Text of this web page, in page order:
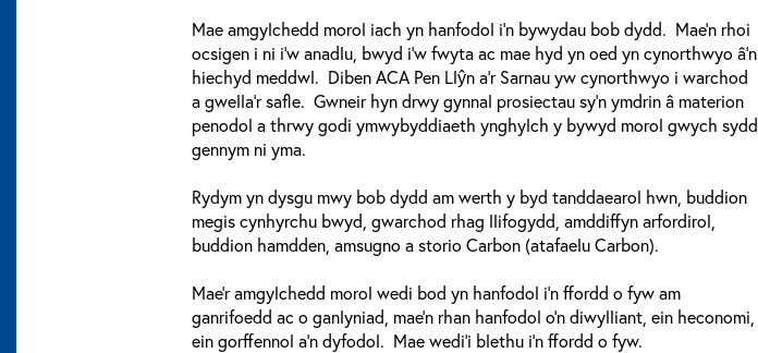
Mae amgylchedd morol iach yn hanfodol i'n bywydau bob dydd. Mae'n rhoi
ocsigen i ni i'w anadlu, bwyd i'w fwyta ac mae hyd yn oed yn cynorthwyo â'n
hiechyd meddwl. Diben ACA Pen Llŷn a'r Sarnau yw cynorthwyo i warchod
a gwella'r safle. Gwneir hyn drwy gynnal prosiectau sy'n ymdrin â materion
penodol a thrwy godi ymwybyddiaeth ynghylch y bywyd morol gwych sydd
gennym ni yma.
Rydym yn dysgu mwy bob dydd am werth y byd tanddaearol hwn, buddion
megis cynhyrchu bwyd, gwarchod rhag llifogydd, amddiffyn arfordirol,
buddion hamdden, amsugno a storio Carbon (atafaelu Carbon).
Mae'r amgylchedd morol wedi bod yn hanfodol i'n ffordd o fyw am
ganrifoedd ac o ganlyniad, mae'n rhan hanfodol o'n diwylliant, ein heconomi,
ein gorffennol a'n dyfodol. Mae wedi'i blethu i'n ffordd o fyw.